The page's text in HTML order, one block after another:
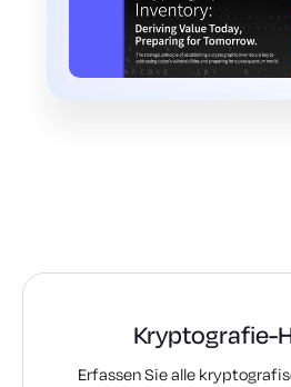
Kryptografie-
Erfassen Sie alle